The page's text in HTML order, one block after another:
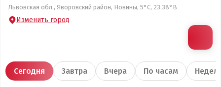
Львовская обл., Яворовский район, Новины, 5°С, 23.38°В
Изменить город
Сегодня Завтра Вчера По часам